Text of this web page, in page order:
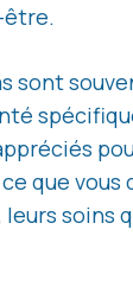
être.
sont
que vous
soins